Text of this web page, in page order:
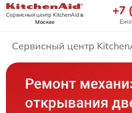
Сервисный центр KitchenAidв
Москве
+7
Сервисный центр
Ремонт
открывания